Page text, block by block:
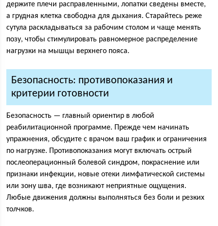
держите плечи расправленными, лопатки сведены вместе,
а грудная клетка свободна для дыхания. Старайтесь реже
сутула раскладываться за рабочим столом и чаще менять
позу, чтобы стимулировать равномерное распределение
нагрузки на мышцы верхнего пояса.
Безопасность: противопоказания и
критерии готовности
Безопасность — главный ориентир в любой
реабилитационной программе. Прежде чем начинать
упражнения, обсудите с врачом ваш график и ограничения
по нагрузке. Противопоказания могут включать острый
послеоперационный болевой синдром, покраснение или
признаки инфекции, новые отеки лимфатической системы
или зону шва, где возникают неприятные ощущения.
Любые движения должны выполняться без боли и резких
толчков.